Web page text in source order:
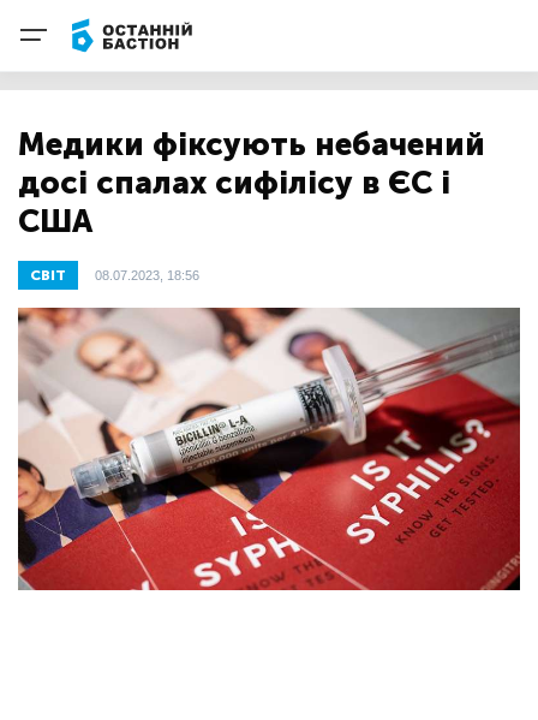
Медики фіксують небачений
досі спалах сифілісу в ЄС і
США
СВІТ 08.07.2023, 18:56